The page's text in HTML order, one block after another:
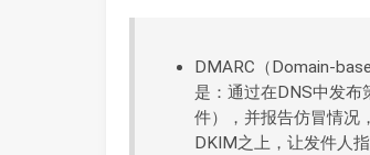
DMARC（Domain-
是：通过在DNS中发布
件），并报告仿冒情况
DKIM之上，让发件人